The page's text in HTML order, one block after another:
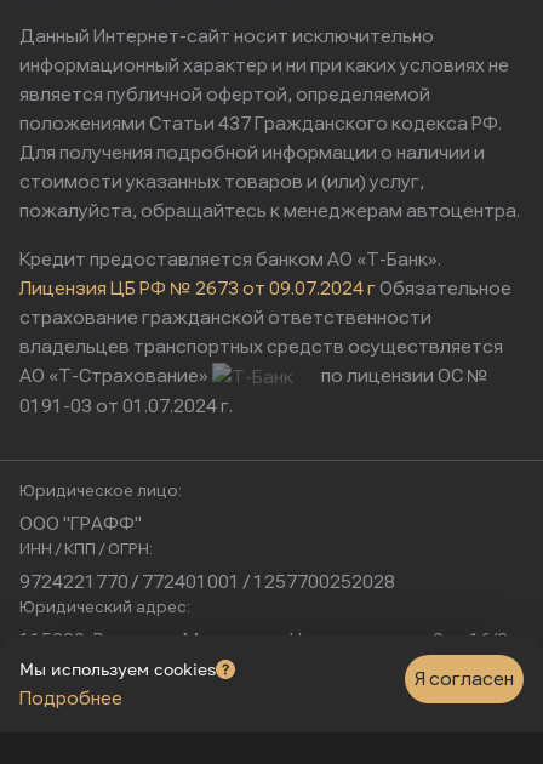
Данный Интернет-сайт носит исключительно
информационный характер и ни при каких условиях не
является публичной офертой, определяемой
положениями Статьи 437 Гражданского кодекса РФ.
Для получения подробной информации о наличии и
стоимости указанных товаров и (или) услуг,
пожалуйста, обращайтесь к менеджерам автоцентра.
Кредит предоставляется банком АО «Т-Банк».
Лицензия ЦБ РФ № 2673 от 09.07.2024 гОбязательное
страхование гражданской ответственности
владельцев транспортных средств осуществляется
АО «Т-Страхование»
по лицензии ОС №
0191-03 от 01.07.2024 г.
Юридическое лицо:
ООО "ГРАФФ"
ИНН / КПП / ОГРН:
9724221770 / 772401001 / 1257700252028
Юридический адрес:
115230, Россия, г. Москва, ул. Нагатинская, д. 2, п. 16/2
Физический адрес:
г. Москва, Нагатинская улица, 16к1с5
Мы используем cookies
Подробнее
Я согласен